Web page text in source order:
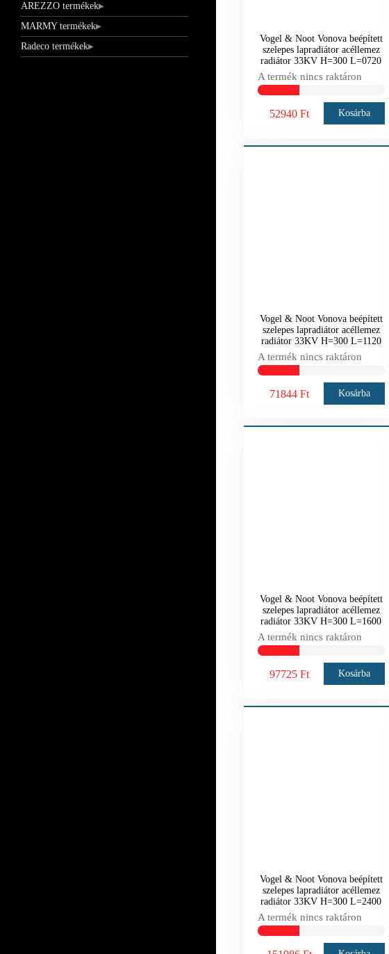
Vogel & Noot Vonova beépített
szelepes lapradiátor acéllemez
radiátor 33KV H=300 L=0720
A termék nincs raktáron
52940 Ft Kosárba
Vogel & Noot Vonova beépített
szelepes lapradiátor acéllemez
radiátor 33KV H=300 L=1120
A termék nincs raktáron
71844 Ft Kosárba
Vogel & Noot Vonova beépített
szelepes lapradiátor acéllemez
radiátor 33KV H=300 L=1600
A termék nincs raktáron
97725 Ft Kosárba
Vogel & Noot Vonova beépített
szelepes lapradiátor acéllemez
radiátor 33KV H=300 L=2400
A termék nincs raktáron
AREZZO termékek
MARMY termékek
Radeco termékek